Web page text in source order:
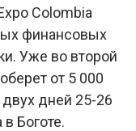
Colombia
финансовых
Уже во второй
от 5 000
двух дней 25-26
Боготе.